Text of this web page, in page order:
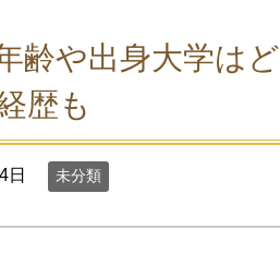
齢や出身大学は
歴も
日 未分類